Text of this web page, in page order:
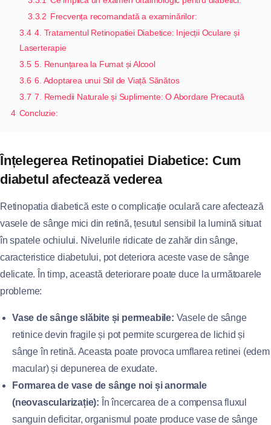
3.3.2 Frecvența recomandată a examinărilor:
3.4 4. Tratamentul Retinopatiei Diabetice: Injecții Oculare și
Laserterapie
3.5 5. Renunțarea la Fumat și Alcool
3.6 6. Adoptarea unui Stil de Viață Sănătos
3.7 7. Remedii Naturale și Suplimente: O Abordare Precaută
4 Concluzie:
Înțelegerea Retinopatiei Diabetice: Cum
diabetul afectează vederea
Retinopatia diabetică este o complicație oculară care afectează
vasele de sânge mici din retină, țesutul sensibil la lumină situat
în spatele ochiului. Nivelurile ridicate de zahăr din sânge,
caracteristice diabetului, pot deteriora aceste vase de sânge
delicate. În timp, această deteriorare poate duce la următoarele
probleme:
Vase de sânge slăbite și permeabile: Vasele de sânge
retinice devin fragile și pot permite scurgerea de lichid și
sânge în retină. Aceasta poate provoca umflarea retinei (edem
macular) și depunerea de exudate.
Formarea de vase de sânge noi și anormale
(neovascularizație): În încercarea de a compensa fluxul
sanguin deficitar, organismul poate produce vase de sânge